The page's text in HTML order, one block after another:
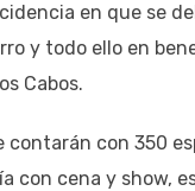
en que se
y todo ello en
Cabos.
contarán con 350
con cena y show,